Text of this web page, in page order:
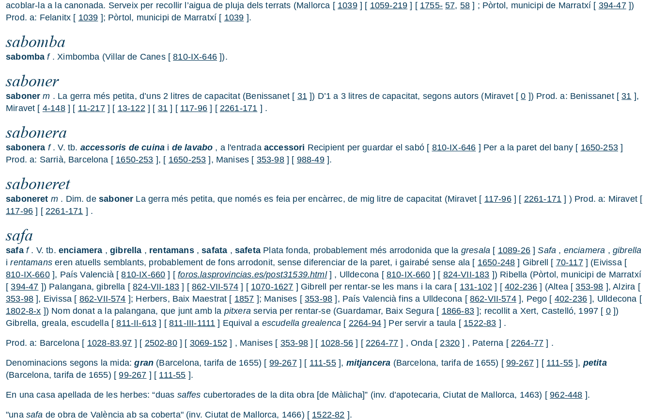
acoblar-la a la canonada. Serveix per recollir l’aigua de pluja dels terrats (Mallorca [ 1039] [ 1059-219 ] [ 1755- 57, 58 ] ; Pòrtol, municipi de Marratxí [ 394-47])
Prod. a: Felanitx [ 1039 ]; Pòrtol, municipi de Marratxí [ 1039 ].
sabomba
sabomba f. Ximbomba (Villar de Canes [810-IX-646 ]).
saboner
saboner m . La gerra més petita, d’uns 2 litres de capacitat (Benissanet [ 31]) D’1 a 3 litres de capacitat, segons autors (Miravet [0 ]) Prod. a: Benissanet [31 ],
Miravet [ 4-148] [ 11-217] [ 13-122] [ 31 ] [ 117-96 ] [ 2261-171 ] .
sabonera
sabonera f. V. tb. accessoris de cuina i de lavabo , a l'entrada accessori Recipient per guardar el sabó [ 810-IX-646 ] Per a la paret del bany [ 1650-253 ]
Prod. a: Sarrià, Barcelona [ 1650-253 ], [ 1650-253 ], Manises [ 353-98] [ 988-49].
saboneret
saboneret m . Dim. de saboner La gerra més petita, que només es feia per encàrrec, de mig litre de capacitat (Miravet [ 117-96] [ 2261-171 ] ) Prod. a: Miravet [
117-96 ] [ 2261-171 ] .
safa
safa f. V. tb. enciamera ,gibrella , rentamans,safata , safeta Plata fonda, probablement més arrodonida que la gresala [ 1089-26]Safa , enciamera , gibrella
irentamans eren atuells semblants, probablement de fons arrodonit, sense diferenciar de la paret, i gairabé sense ala [ 1650-248 ] Gibrell [ 70-117] (Eivissa [
810-IX-660], País Valencià [810-IX-660 ] [foros.lasprovincias.es/post31539.html] , Ulldecona [ 810-IX-660 ] [ 824-VII-183 ]) Ribella (Pòrtol, municipi de Marratxí
[394-47 ]) Palangana, gibrella [824-VII-183 ] [862-VII-574 ] [ 1070-1627 ] Gibrell per rentar-se les mans i la cara [ 131-102 ] [402-236 ] (Altea [353-98 ], Alzira [
353-98 ], Eivissa [ 862-VII-574 ]; Herbers, Baix Maestrat [ 1857 ]; Manises [353-98 ], País Valencià fins a Ulldecona [ 862-VII-574], Pego [ 402-236 ], Ulldecona [
1802-8-x ]) Nom donat a la palangana, que junt amb la pitxera servia per rentar-se (Guardamar, Baix Segura [ 1866-83]; recollit a Xert, Castelló, 1997 [ 0])
Gibrella, greala, escudella [811-II-613 ] [811-III-1111 ] Equival a escudella grealenca [ 2264-94] Per servir a taula [ 1522-83 ] .
Prod. a: Barcelona [ 1028-83,97 ] [ 2502-80] [ 3069-152 ] , Manises [ 353-98] [ 1028-56 ] [ 2264-77 ] , Onda [2320 ] , Paterna [ 2264-77 ] .
Denominacions segons la mida:gran (Barcelona, tarifa de 1655) [ 99-267] [ 111-55], mitjancera (Barcelona, tarifa de 1655) [ 99-267 ] [ 111-55 ], petita
(Barcelona, tarifa de 1655) [99-267 ] [ 111-55 ].
En una casa apellada de les herbes: “duas saffes cubertorades de la dita obra [de Màlicha]” (inv. d’apotecaria, Ciutat de Mallorca, 1463) [962-448 ].
"una safa de obra de València ab sa coberta" (inv. Ciutat de Mallorca, 1466) [ 1522-82 ].